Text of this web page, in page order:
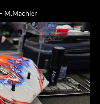
M.Mächler